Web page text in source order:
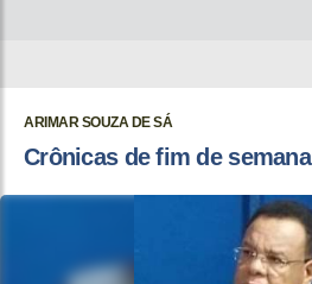
ARIMAR SOUZA DE SÁ
Crônicas de fim de semana